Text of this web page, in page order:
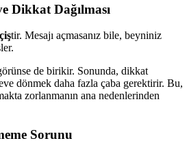
Dikkat Dağılması
tir. Mesajı açmasanız bile, beyniniz
de birikir. Sonunda, dikkat
dönmek daha fazla çaba gerektirir. Bu,
zorlanmanın ana nedenlerinden
Sorunu